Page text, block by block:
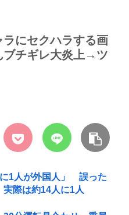
にセクハラする画
チギレ大炎上→ツ
に1人が外国人」 誤った
際は約14人に1人